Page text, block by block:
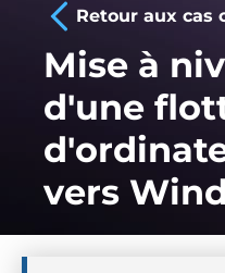
Retour aux cas
Mise à
d'une
vers